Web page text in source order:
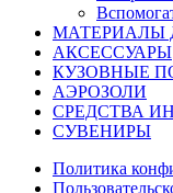
МАТЕРИАЛЫ
АКСЕССУАРЫ
КУЗОВНЫЕ
АЭРОЗОЛИ
СРЕДСТВА
СУВЕНИРЫ
Политика